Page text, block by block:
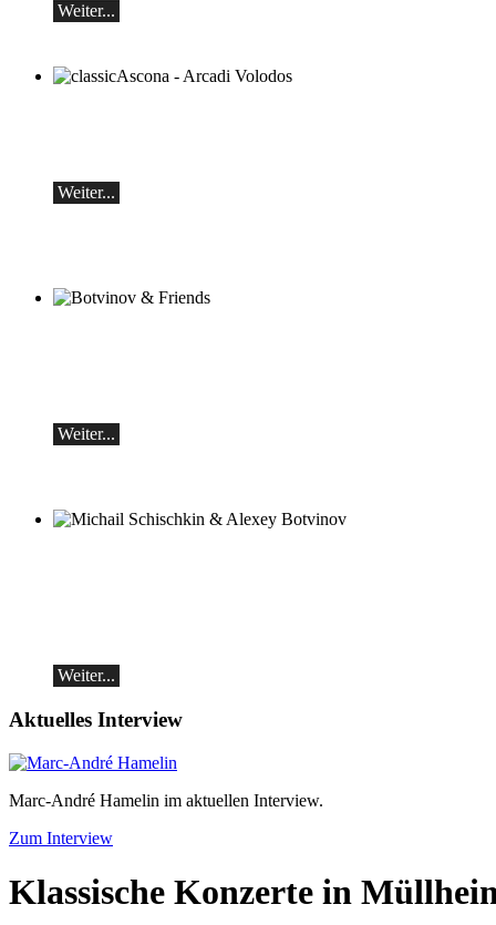
Weiter...
Weiter...
Weiter...
Weiter...
Aktuelles Interview
Marc-André Hamelin im aktuellen Interview.
Zum Interview
Klassische Konzerte in